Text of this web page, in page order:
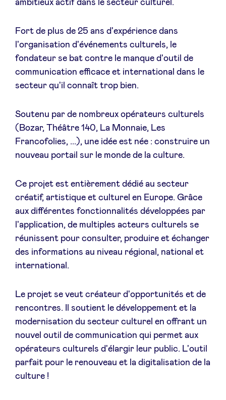
BeAngels Academy
BeAngels Luxembourg
NXT Brussels - Groupe d'investissement
Pooling Services
Sponsors
Privacy Policy
BeAngels x PMV
My Portofolio
Health Expert Circle
nl
ambitieux actif dans le secteur culturel.
Fort de plus de 25 ans d'expérience dans
l'organisation d'événements culturels, le
fondateur se bat contre le manque d'outil de
communication efficace et international dans le
secteur qu'il connaît trop bien.
Soutenu par de nombreux opérateurs culturels
(Bozar, Théâtre 140, La Monnaie, Les
Francofolies, ...), une idée est née : construire un
nouveau portail sur le monde de la culture.
Ce projet est entièrement dédié au secteur
créatif, artistique et culturel en Europe. Grâce
aux différentes fonctionnalités développées par
l'application, de multiples acteurs culturels se
réunissent pour consulter, produire et échanger
des informations au niveau régional, national et
international.
Le projet se veut créateur d'opportunités et de
rencontres. Il soutient le développement et la
modernisation du secteur culturel en offrant un
nouvel outil de communication qui permet aux
opérateurs culturels d'élargir leur public. L'outil
parfait pour le renouveau et la digitalisation de la
culture !